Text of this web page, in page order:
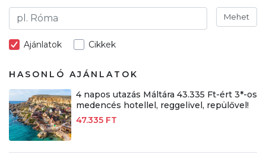
Mehet
Ajánlatok Cikkek
HASONLÓ AJÁNLATOK
4 napos utazás Máltára 43.335 Ft-ért 3*-os
medencés hotellel, reggelivel, repülővel!
47.335 FT